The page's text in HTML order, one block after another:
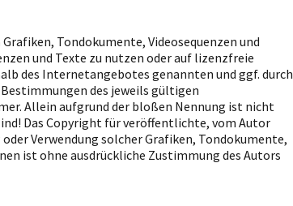
Tondokumente, Videosequenzen und
und Texte zu nutzen oder auf lizenzfreie
des Internetangebotes genannten und ggf. durch
des jeweils gültigen
Allein aufgrund der bloßen Nennung ist nicht
Das Copyright für veröffentlichte, vom Autor
Verwendung solcher Grafiken, Tondokumente,
ist ohne ausdrückliche Zustimmung des Autors